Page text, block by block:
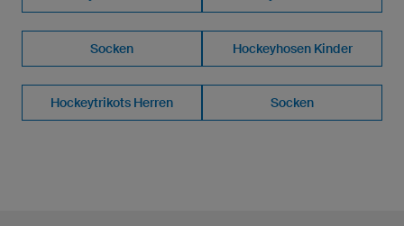
Socken Hockeyhosen Kinder
Hockeytrikots Herren Socken